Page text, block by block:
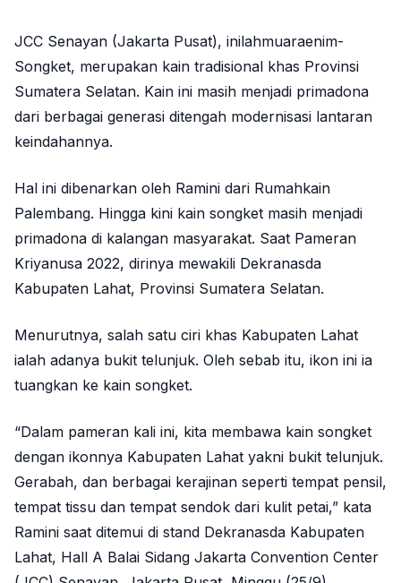
JCC Senayan (Jakarta Pusat), inilahmuaraenim-
Songket, merupakan kain tradisional khas Provinsi
Sumatera Selatan. Kain ini masih menjadi primadona
dari berbagai generasi ditengah modernisasi lantaran
keindahannya.
Hal ini dibenarkan oleh Ramini dari Rumahkain
Palembang. Hingga kini kain songket masih menjadi
primadona di kalangan masyarakat. Saat Pameran
Kriyanusa 2022, dirinya mewakili Dekranasda
Kabupaten Lahat, Provinsi Sumatera Selatan.
Menurutnya, salah satu ciri khas Kabupaten Lahat
ialah adanya bukit telunjuk. Oleh sebab itu, ikon ini ia
tuangkan ke kain songket.
“Dalam pameran kali ini, kita membawa kain songket
dengan ikonnya Kabupaten Lahat yakni bukit telunjuk.
Gerabah, dan berbagai kerajinan seperti tempat pensil,
tempat tissu dan tempat sendok dari kulit petai,” kata
Ramini saat ditemui di stand Dekranasda Kabupaten
Lahat, Hall A Balai Sidang Jakarta Convention Center